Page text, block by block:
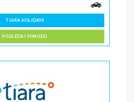
TIARA HOLIDAYS
POGLEDAJ PONUDU